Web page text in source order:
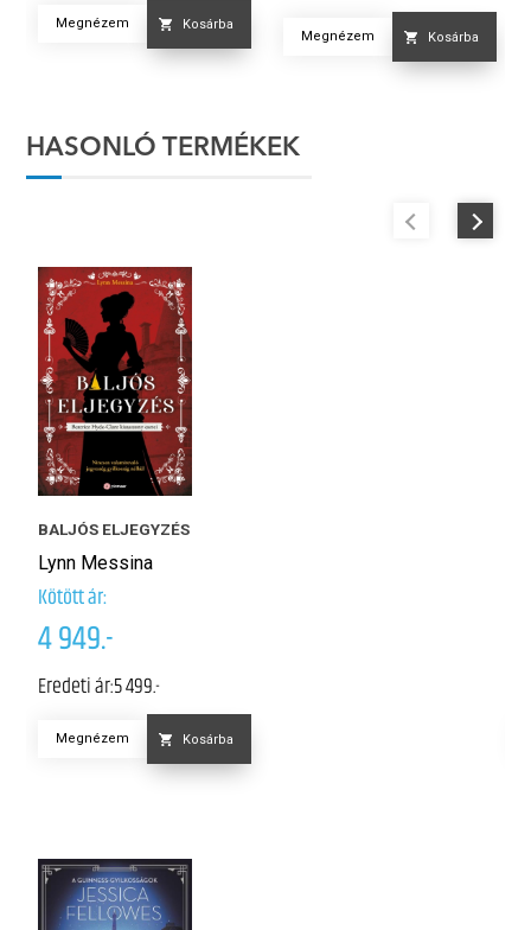
Megnézem Kosárba
Megnézem Kosárba
HASONLÓ TERMÉKEK
BALJÓS ELJEGYZÉS
Lynn Messina
Kötött ár:
4 949.-
Eredeti ár:5 499.-
Megnézem Kosárba